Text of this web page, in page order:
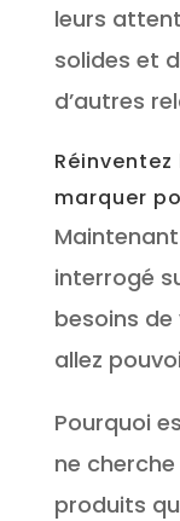
leurs
solides et
d’autres
marquer
interrogé
besoins
allez
Pourquoi
ne
produits